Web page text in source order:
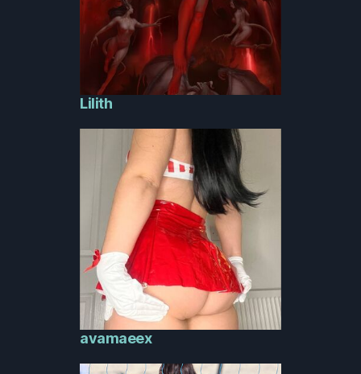
Lilith
avamaeex